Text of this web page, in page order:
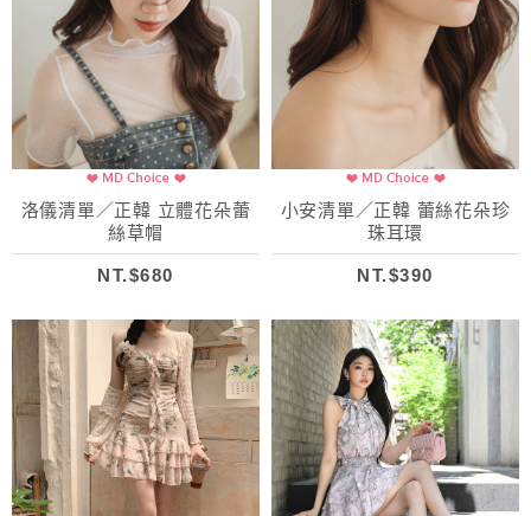
洛儀清單／正韓 立體花朵蕾
絲草帽
NT.$680
小安清單／正韓 蕾絲花朵珍
珠耳環
NT.$390